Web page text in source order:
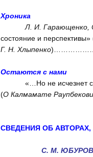
Хроника
Л. И. Гарающенко,
состояние и перспективы»
Г. Н. Хлыпенко
Остаются с нами
«…Но не исчезнет
(О Калмамате
СВЕДЕНИЯ ОБ
С. М.